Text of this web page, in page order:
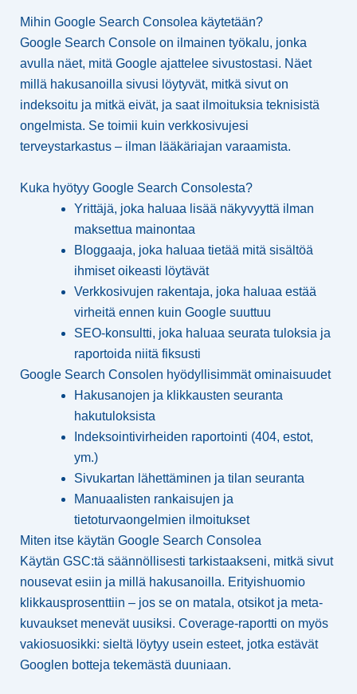
Mihin Google Search Consolea käytetään?
Google Search Console on ilmainen työkalu, jonka
avulla näet, mitä Google ajattelee sivustostasi. Näet
millä hakusanoilla sivusi löytyvät, mitkä sivut on
indeksoitu ja mitkä eivät, ja saat ilmoituksia teknisistä
ongelmista. Se toimii kuin verkkosivujesi
terveystarkastus – ilman lääkäriajan varaamista.
Kuka hyötyy Google Search Consolesta?
Yrittäjä, joka haluaa lisää näkyvyyttä ilman
maksettua mainontaa
Bloggaaja, joka haluaa tietää mitä sisältöä
ihmiset oikeasti löytävät
Verkkosivujen rakentaja, joka haluaa estää
virheitä ennen kuin Google suuttuu
SEO-konsultti, joka haluaa seurata tuloksia ja
raportoida niitä fiksusti
Google Search Consolen hyödyllisimmät ominaisuudet
Hakusanojen ja klikkausten seuranta
hakutuloksista
Indeksointivirheiden raportointi (404, estot,
ym.)
Sivukartan lähettäminen ja tilan seuranta
Manuaalisten rankaisujen ja
tietoturvaongelmien ilmoitukset
Miten itse käytän Google Search Consolea
Käytän GSC:tä säännöllisesti tarkistaakseni, mitkä sivut
nousevat esiin ja millä hakusanoilla. Erityishuomio
klikkausprosenttiin – jos se on matala, otsikot ja meta-
kuvaukset menevät uusiksi. Coverage-raportti on myös
vakiosuosikki: sieltä löytyy usein esteet, jotka estävät
Googlen botteja tekemästä duuniaan.